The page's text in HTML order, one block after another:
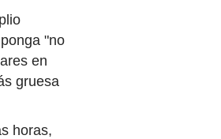
"no
en
gruesa
horas,